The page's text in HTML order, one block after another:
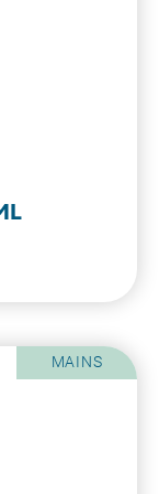
MAINS